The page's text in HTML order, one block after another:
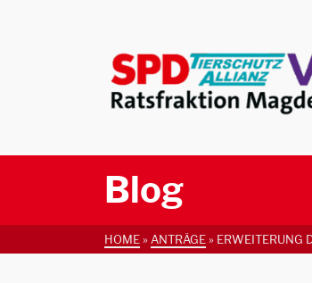
Blog
HOME» ANTRÄGE» ERWEITERUNG